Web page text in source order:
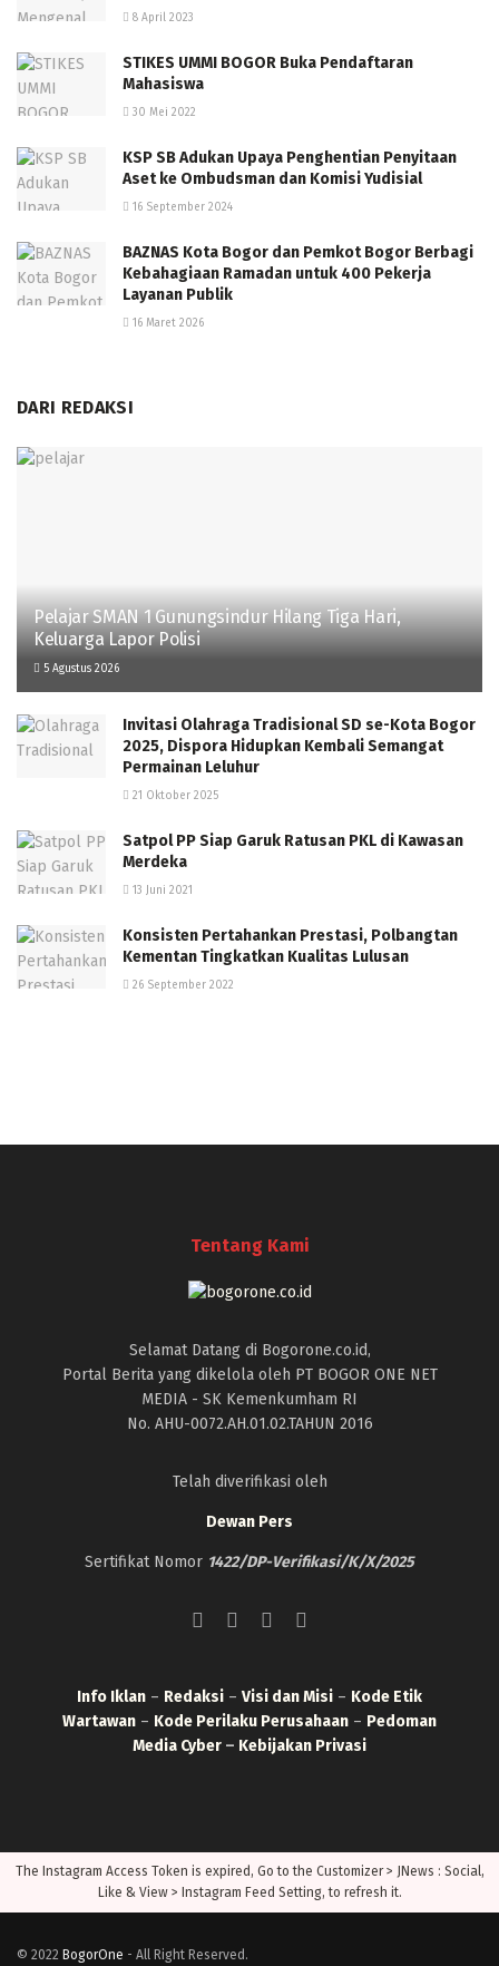
8 April 2023
STIKES UMMI BOGOR Buka Pendaftaran
Mahasiswa
30 Mei 2022
KSP SB Adukan Upaya Penghentian Penyitaan
Aset ke Ombudsman dan Komisi Yudisial
16 September 2024
BAZNAS Kota Bogor dan Pemkot Bogor Berbagi
Kebahagiaan Ramadan untuk 400 Pekerja
Layanan Publik
16 Maret 2026
DARI REDAKSI
Pelajar SMAN 1 Gunungsindur Hilang Tiga Hari,
Keluarga Lapor Polisi
5 Agustus 2026
Invitasi Olahraga Tradisional SD se-Kota Bogor
2025, Dispora Hidupkan Kembali Semangat
Permainan Leluhur
21 Oktober 2025
Satpol PP Siap Garuk Ratusan PKL di Kawasan
Merdeka
13 Juni 2021
Konsisten Pertahankan Prestasi, Polbangtan
Kementan Tingkatkan Kualitas Lulusan
26 September 2022
Tentang Kami
Selamat Datang di Bogorone.co.id,
Portal Berita yang dikelola oleh PT BOGOR ONE NET
MEDIA - SK Kemenkumham RI
No. AHU-0072.AH.01.02.TAHUN 2016
Telah diverifikasi oleh
Dewan Pers
Sertifikat Nomor 1422/DP-Verifikasi/K/X/2025
Info Iklan – Redaksi – Visi dan Misi – Kode Etik
Wartawan – Kode Perilaku Perusahaan – Pedoman
Media Cyber – Kebijakan Privasi
The Instagram Access Token is expired, Go to the Customizer > JNews : Social,
Like & View > Instagram Feed Setting, to refresh it.
© 2022 BogorOne - All Right Reserved.